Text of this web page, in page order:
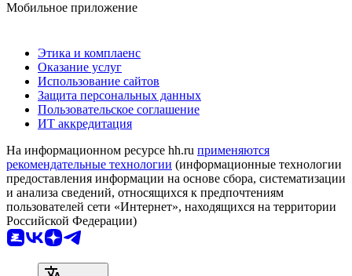
Мобильное приложение
Этика и комплаенс
Оказание услуг
Использование сайтов
Защита персональных данных
Пользовательское соглашение
ИТ аккредитация
На информационном ресурсе hh.ru применяются
рекомендательные технологии (информационные технологии
предоставления информации на основе сбора, систематизации
и анализа сведений, относящихся к предпочтениям
пользователей сети «Интернет», находящихся на территории
Российской Федерации)